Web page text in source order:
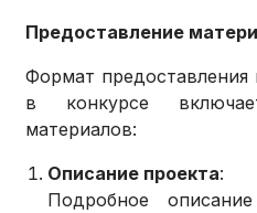
Предоставление
Формат предоставления
в конкурсе
материалов:
Описание проекта:
Подробное